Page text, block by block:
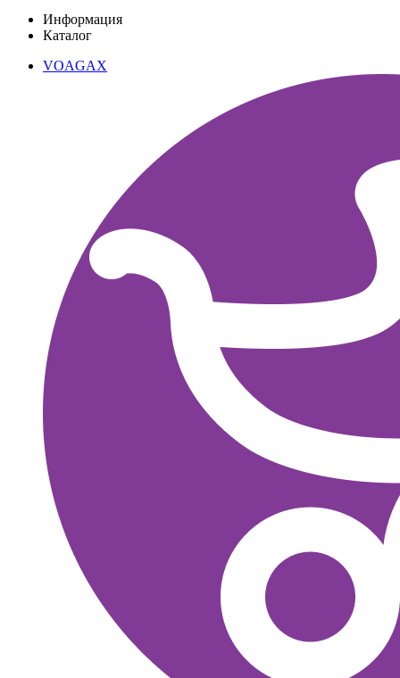
Информация
Каталог
VOAGAX